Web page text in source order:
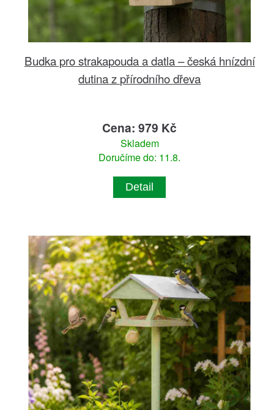
Budka pro strakapouda a datla – česká hnízdní
dutina z přírodního dřeva
Cena: 979 Kč
Skladem
Doručíme do: 11.8.
Detail